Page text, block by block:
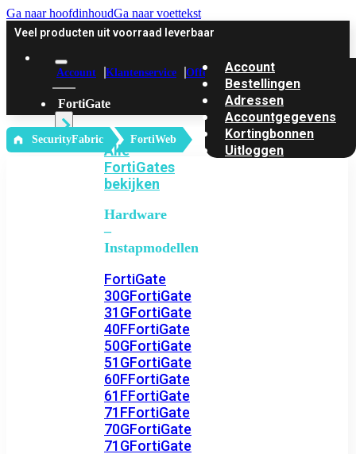
Ga naar hoofdinhoudGa naar voettekst
Veel producten uit voorraad leverbaar
Account Klantenservice Offerte
FortiGate
Alle
FortiGates
bekijken
Hardware
–
Instapmodellen
FortiGate
30GFortiGate
31GFortiGate
40FFortiGate
50GFortiGate
51GFortiGate
60FFortiGate
61FFortiGate
71FFortiGate
70GFortiGate
71GFortiGate
Account
Bestellingen
Adressen
Accountgegevens
Kortingbonnen
Uitloggen
‎ SecurityFabric FortiWeb